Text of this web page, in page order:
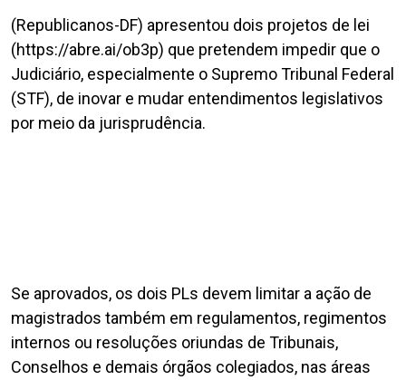
(Republicanos-DF) apresentou dois projetos de lei
(https://abre.ai/ob3p) que pretendem impedir que o
Judiciário, especialmente o Supremo Tribunal Federal
(STF), de inovar e mudar entendimentos legislativos
por meio da jurisprudência.
Se aprovados, os dois PLs devem limitar a ação de
magistrados também em regulamentos, regimentos
internos ou resoluções oriundas de Tribunais,
Conselhos e demais órgãos colegiados, nas áreas